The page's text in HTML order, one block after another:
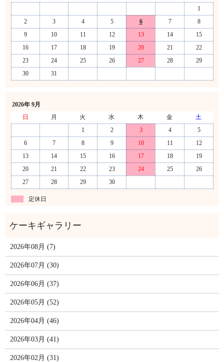
1
2
3 4 5 6 7
8
9
10 11 12 13 14
15
16
17 18 19 20 21
22
23
24 25 26 27 28
29
30
31
2026年 9月
日
月 火 水 木 金
土
1
2 3 4
5
6
7 8 9 10 11
12
13
14 15 16 17 18
19
20
21 22 23 24 25
26
27
28 29 30
定休日
2026年08月 (7)
2026年07月 (30)
2026年06月 (37)
2026年05月 (52)
2026年04月 (46)
2026年03月 (41)
2026年02月 (31)